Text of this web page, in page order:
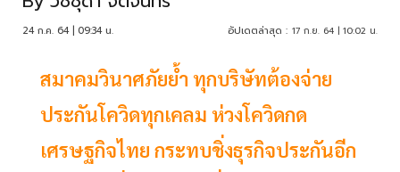
24 ก.ค. 64 | 09:34 น. อัปเดตล่าสุด : 17 ก.ย. 64 | 10:02 น.
สมาคมวินาศภัยย้ำ ทุกบริษัทต้องจ่าย
ประกันโควิดทุกเคลม ห่วงโควิดกด
เศรษฐกิจไทย กระทบชิ่งธุรกิจประกันอีก